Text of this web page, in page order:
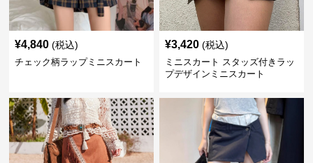
¥4,840 (税込)
チェック柄ラップミニスカート
¥3,420 (税込)
ミニスカート スタッズ付きラッ
プデザインミニスカート